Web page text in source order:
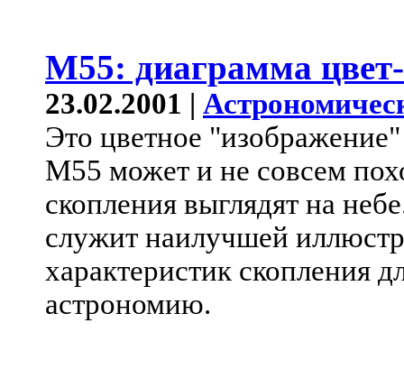
M55: диаграмма
23.02.2001 |
Это цветное
M55 может и не совсем
скопления выглядят на
служит наилучшей
характеристик скопления
астрономию.